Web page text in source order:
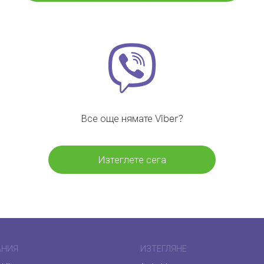
Все още нямате Viber?
Изтеглете сега
ИЗТЕГЛЯНЕ